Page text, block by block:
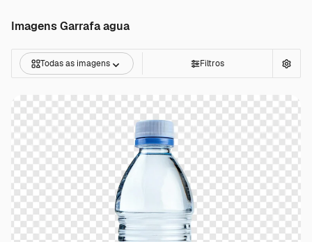
Imagens Garrafa agua
Todas as imagens Filtros